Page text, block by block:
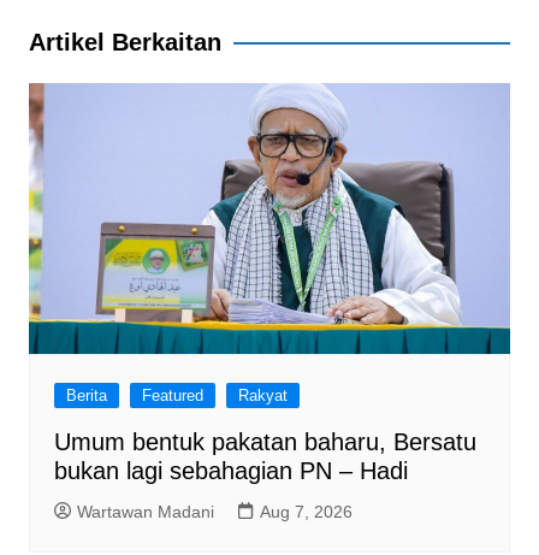
Artikel Berkaitan
Berita Featured Rakyat
Umum bentuk pakatan baharu, Bersatu
bukan lagi sebahagian PN – Hadi
Wartawan Madani Aug 7, 2026